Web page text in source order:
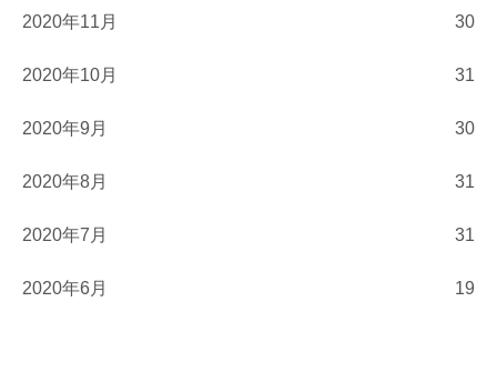
2020年11月 30
2020年10月 31
2020年9月 30
2020年8月 31
2020年7月 31
2020年6月 19